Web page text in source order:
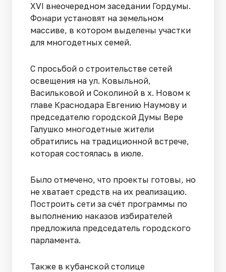
XVI внеочередном заседании Гордумы.
Фонари установят на земельном
массиве, в котором выделены участки
для многодетных семей.
С просьбой о строительстве сетей
освещения на ул. Ковыльной,
Васильковой и Соколиной в х. Новом к
главе Краснодара Евгению Наумову и
председателю городской Думы Вере
Галушко многодетные жители
обратились на традиционной встрече,
которая состоялась в июле.
Было отмечено, что проекты готовы, но
не хватает средств на их реализацию.
Построить сети за счёт программы по
выполнению наказов избирателей
предложила председатель городского
парламента.
Также в кубанской столице